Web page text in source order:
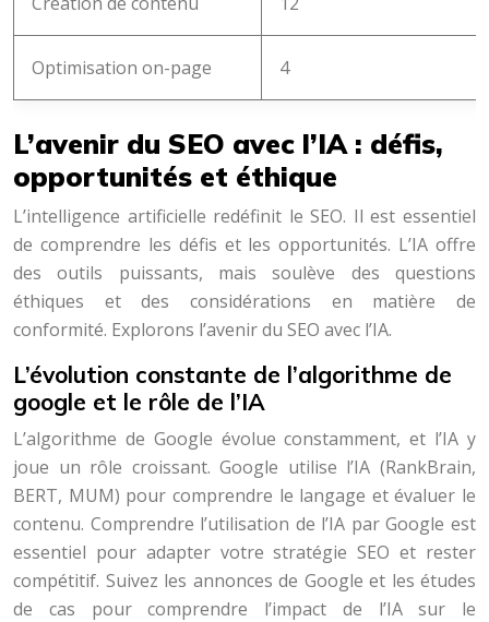
Optimisation on-page 4
L’avenir du SEO avec l’IA : défis,
opportunités et éthique
L’intelligence artificielle redéfinit le SEO. Il est essentiel
de comprendre les défis et les opportunités. L’IA offre
des outils puissants, mais soulève des questions
éthiques et des considérations en matière de
conformité. Explorons l’avenir du SEO avec l’IA.
L’évolution constante de l’algorithme de
google et le rôle de l’IA
L’algorithme de Google évolue constamment, et l’IA y
joue un rôle croissant. Google utilise l’IA (RankBrain,
BERT, MUM) pour comprendre le langage et évaluer le
contenu. Comprendre l’utilisation de l’IA par Google est
essentiel pour adapter votre stratégie SEO et rester
compétitif. Suivez les annonces de Google et les études
de cas pour comprendre l’impact de l’IA sur le